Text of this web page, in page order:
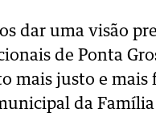
dar uma visão
de Ponta
mais justo e mais
da